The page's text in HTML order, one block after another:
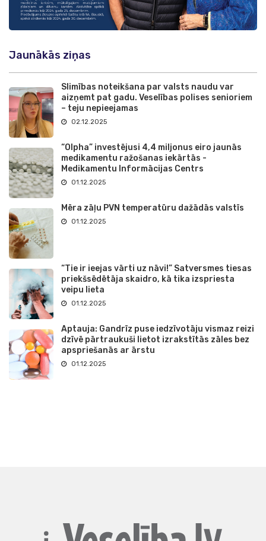
Jaunākās ziņas
Slimības noteikšana par valsts naudu var
aizņemt pat gadu. Veselības polises senioriem
– teju nepieejamas
02.12.2025
“Olpha” investējusi 4,4 miljonus eiro jaunās
medikamentu ražošanas iekārtās -
Medikamentu Informācijas Centrs
01.12.2025
Mēra zāļu PVN temperatūru dažādās valstīs
01.12.2025
“Tie ir ieejas vārti uz nāvi!” Satversmes tiesas
priekšsēdētāja skaidro, kā tika izspriesta
veipu lieta
01.12.2025
Aptauja: Gandrīz puse iedzīvotāju vismaz reizi
dzīvē pārtraukuši lietot izrakstītās zāles bez
apspriešanās ar ārstu
01.12.2025